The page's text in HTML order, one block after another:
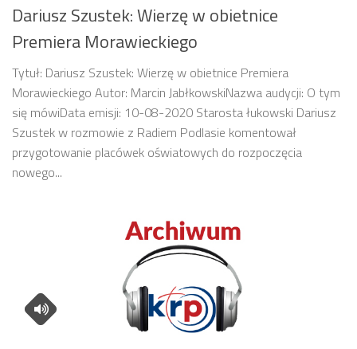
Dariusz Szustek: Wierzę w obietnice
Premiera Morawieckiego
Tytuł: Dariusz Szustek: Wierzę w obietnice Premiera
Morawieckiego Autor: Marcin JabłkowskiNazwa audycji: O tym
się mówiData emisji: 10-08-2020 Starosta łukowski Dariusz
Szustek w rozmowie z Radiem Podlasie komentował
przygotowanie placówek oświatowych do rozpoczęcia
nowego...